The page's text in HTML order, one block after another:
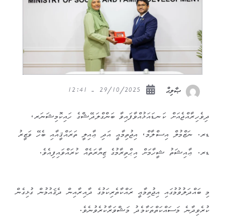
ޞާލިޙް
ދިވެހިރާއްޖެއަށް ކަނޑައަޅުއްވާފައިވާ ބަންގްލަދޭޝްގެ ހައިކޮމިޝަނަރ،
ޑރ. ނަޒްމުލް އިސްލާމް، އިޖުތިމާޢީ އަދި ޢާއިލީ ތަރައްޤީއާއި ބެހޭ ވަޒީރު
ޑރ. ޢާއިޝަތު ޝީހާމަށް އިޙްތިރާމުގެ ޒިޔާރަތެއް ކުރައްވައިފިއެވެ.
މި ބައްދަލުވުމުގައި އިޖުތިމާޢީ ރައްކާތެރިކަމުގެ ދާއިރާއިން ދެޤައުމުން ގުޅިގެން
ކުރެވިދާނެ މަސައްކަތްތަކާމެދު މަޝްވަރާކުރެވުނެވެ.